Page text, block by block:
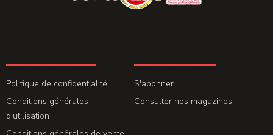
Politique de confidentialité
Conditions générales
d'utilisation
S'abonner
Consulter nos magazines